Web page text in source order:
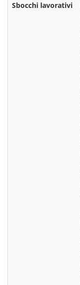
Sbocchi lavorativi